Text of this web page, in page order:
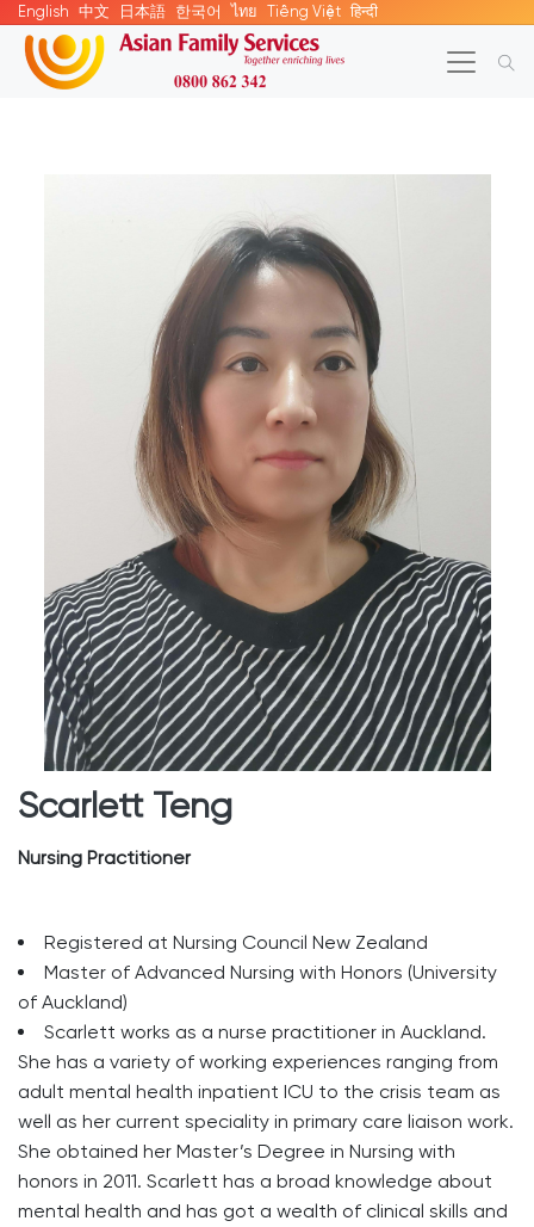
English 中文 日本語 한국어 ไทย Tiếng Việt हिन्दी
Scarlett Teng
Nursing Practitioner
Registered at Nursing Council New Zealand
Master of Advanced Nursing with Honors (University
of Auckland)
Scarlett works as a nurse practitioner in Auckland.
She has a variety of working experiences ranging from
adult mental health inpatient ICU to the crisis team as
well as her current speciality in primary care liaison work.
She obtained her Master’s Degree in Nursing with
honors in 2011. Scarlett has a broad knowledge about
mental health and has got a wealth of clinical skills and